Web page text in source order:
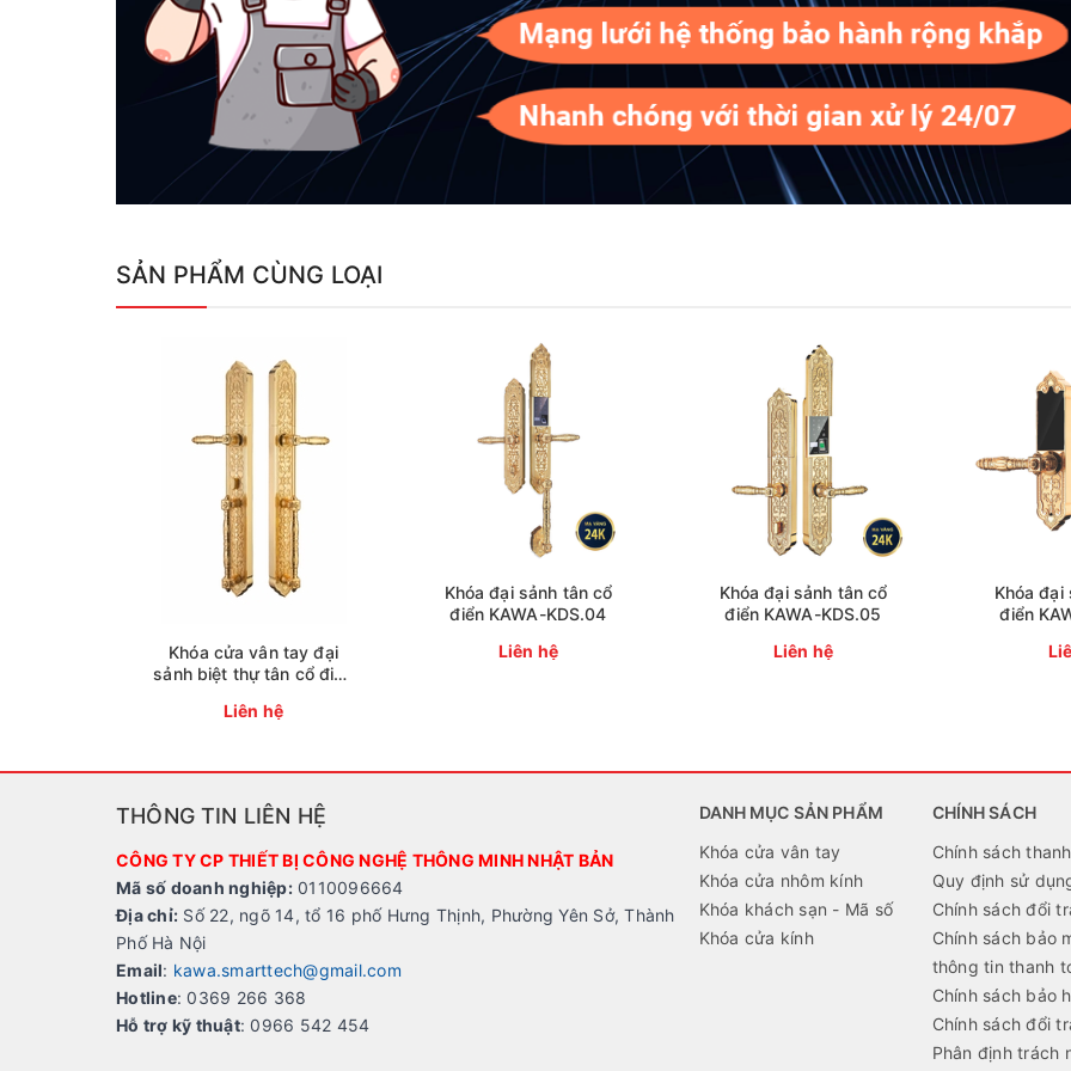
SẢN PHẨM CÙNG LOẠI
Khóa cửa vân tay đại
sảnh biệt thự tân cổ điển
Liên hệ
Khóa đại sảnh tân cổ
điển KAWA-KDS.04
Liên hệ
Khóa đại sảnh tân cổ
điển KAWA-KDS.05
Liên hệ
Khóa đại
điển
THÔNG TIN LIÊN HỆ
CÔNG TY CP THIẾT BỊ CÔNG NGHỆ THÔNG MINH NHẬT BẢN
Mã số doanh nghiệp:0110096664
Địa chỉ: Số 22, ngõ 14, tổ 16 phố Hưng Thịnh, Phường Yên Sở, Thành
Phố Hà Nội
Email: kawa.smarttech@gmail.com
Hotline: 0369 266 368
Hỗ trợ kỹ thuật: 0966 542 454
DANH MỤC SẢN PHẨM
Khóa cửa vân tay
Khóa cửa nhôm kính
Khóa khách sạn - Mã số
Khóa cửa kính
CHÍNH SÁCH
Chính sách
Quy định sử
Chính sách đổi
Chính sách bảo
thông tin thanh
Chính sách bảo
Chính sách đổi
Phân định trách